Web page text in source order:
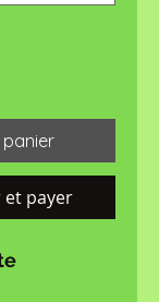
et payer